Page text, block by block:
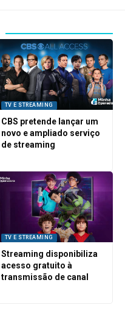
TV E STREAMING
CBS pretende lançar um
novo e ampliado serviço
de streaming
TV E STREAMING
Streaming disponibiliza
acesso gratuito à
transmissão de canal